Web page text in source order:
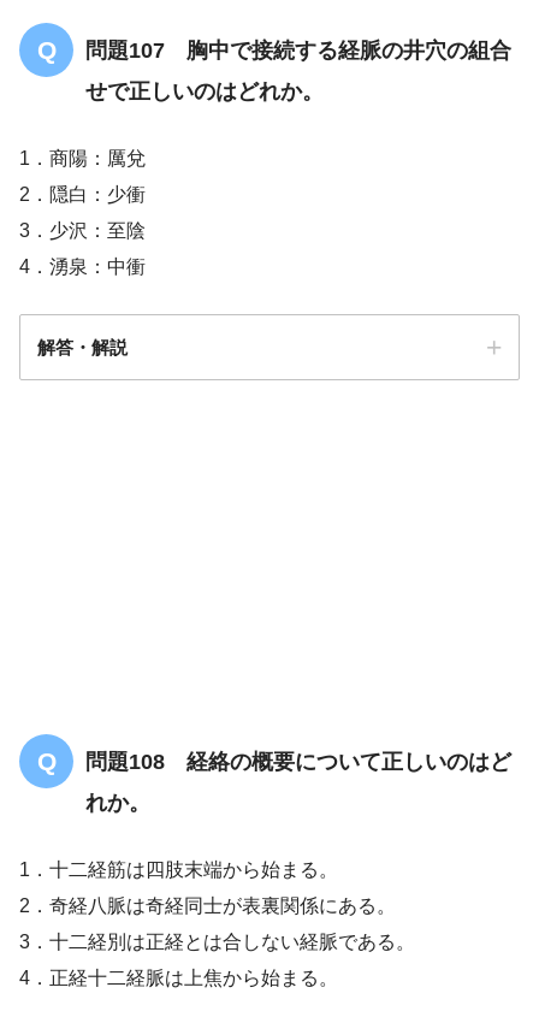
問題107 胸中で接続する経脈の井穴の組合
せで正しいのはどれか。
1．商陽：厲兌
2．隠白：少衝
3．少沢：至陰
4．湧泉：中衝
解答・解説
問題108 経絡の概要について正しいのはど
れか。
1．十二経筋は四肢末端から始まる。
2．奇経八脈は奇経同士が表裏関係にある。
3．十二経別は正経とは合しない経脈である。
4．正経十二経脈は上焦から始まる。